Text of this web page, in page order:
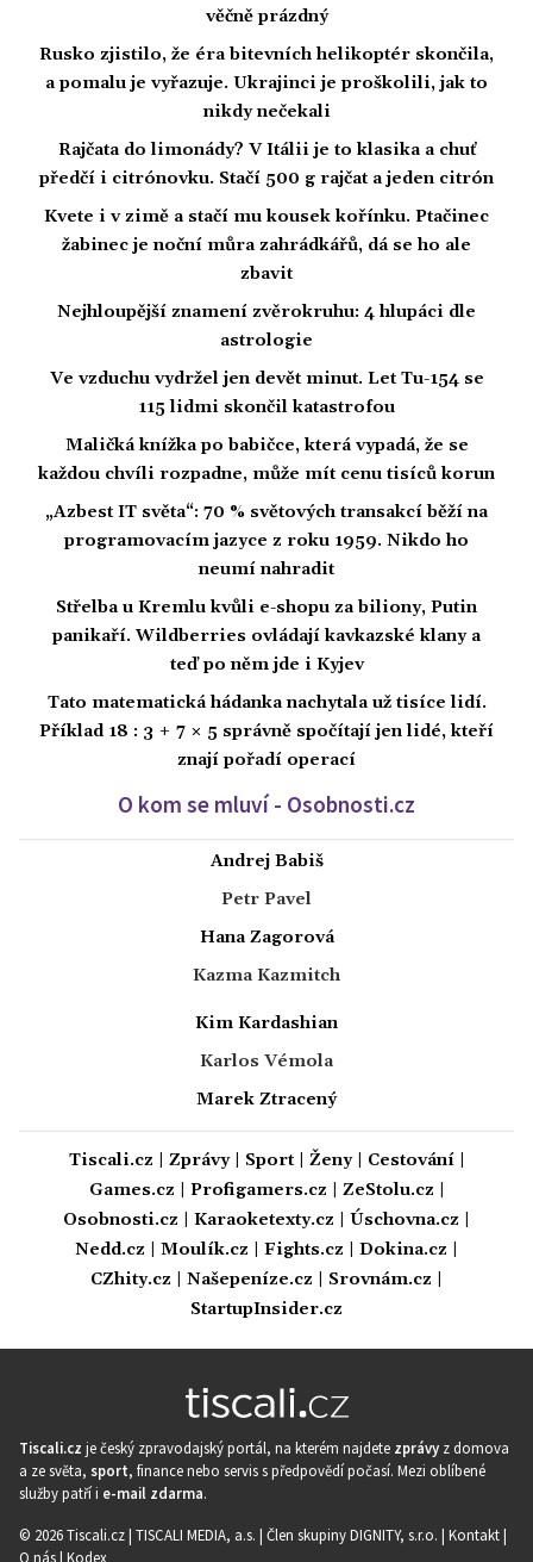
věčně prázdný
Rusko zjistilo, že éra bitevních helikoptér skončila,
a pomalu je vyřazuje. Ukrajinci je proškolili, jak to
nikdy nečekali
Rajčata do limonády? V Itálii je to klasika a chuť
předčí i citrónovku. Stačí 500 g rajčat a jeden citrón
Kvete i v zimě a stačí mu kousek kořínku. Ptačinec
žabinec je noční můra zahrádkářů, dá se ho ale
zbavit
Nejhloupější znamení zvěrokruhu: 4 hlupáci dle
astrologie
Ve vzduchu vydržel jen devět minut. Let Tu-154 se
115 lidmi skončil katastrofou
Maličká knížka po babičce, která vypadá, že se
každou chvíli rozpadne, může mít cenu tisíců korun
„Azbest IT světa“: 70 % světových transakcí běží na
programovacím jazyce z roku 1959. Nikdo ho
neumí nahradit
Střelba u Kremlu kvůli e-shopu za biliony, Putin
panikaří. Wildberries ovládají kavkazské klany a
teď po něm jde i Kyjev
Tato matematická hádanka nachytala už tisíce lidí.
Příklad 18 : 3 + 7 × 5 správně spočítají jen lidé, kteří
znají pořadí operací
O kom se mluví - Osobnosti.cz
Andrej Babiš
Petr Pavel
Hana Zagorová
Kazma Kazmitch
Kim Kardashian
Karlos Vémola
Marek Ztracený
Tiscali.cz Zprávy| Sport| Ženy| Cestování|
Games.cz
Profigamers.cz ZeStolu.cz
Osobnosti.cz
Karaoketexty.cz Úschovna.cz
Nedd.cz
Moulík.cz Fights.cz Dokina.cz
CZhity.cz
Našepeníze.cz Srovnám.cz
StartupInsider.cz
Tiscali.cz je český zpravodajský portál, na kterém najdete zprávy z domova
a ze světa, sport, finance nebo servis s předpovědí počasí. Mezi oblíbené
služby patří i e-mail zdarma.
© 2026 Tiscali.cz | TISCALI MEDIA, a.s. | Člen skupiny DIGNITY, s.r.o. | Kontakt|
O nás| Kodex